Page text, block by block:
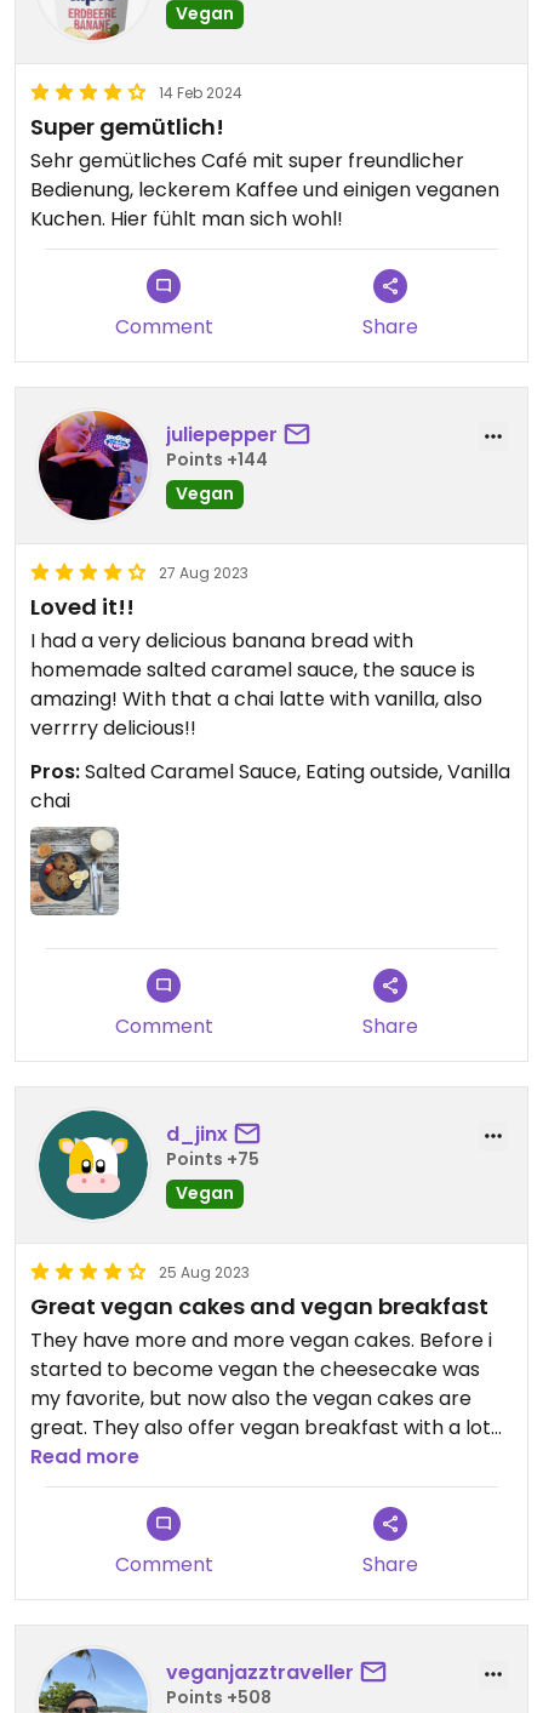
Vegan
14 Feb 2024
Super gemütlich!
Sehr gemütliches Café mit super freundlicher
Bedienung, leckerem Kaffee und einigen veganen
Kuchen. Hier fühlt man sich wohl!
Comment Share
juliepepper
Points +144
Vegan
27 Aug 2023
Loved it!!
I had a very delicious banana bread with
homemade salted caramel sauce, the sauce is
amazing! With that a chai latte with vanilla, also
verrrry delicious!!
Pros:Salted Caramel Sauce, Eating outside, Vanilla
chai
Comment Share
d_jinx
Points +75
Vegan
25 Aug 2023
Great vegan cakes and vegan breakfast
They have more and more vegan cakes. Before i
started to become vegan the cheesecake was
my favorite, but now also the vegan cakes are
great. They also offer vegan breakfast with a lot
of homemade spreads. Check it out!
Read more
Comment Share
veganjazztraveller
Points +508